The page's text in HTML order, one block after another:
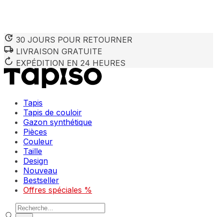
30 JOURS POUR RETOURNER
LIVRAISON GRATUITE
EXPÉDITION EN 24 HEURES
Tapis
Tapis de couloir
Gazon synthétique
Pièces
Couleur
Taille
Design
Nouveau
Bestseller
Offres spéciales %
Recherche de produits